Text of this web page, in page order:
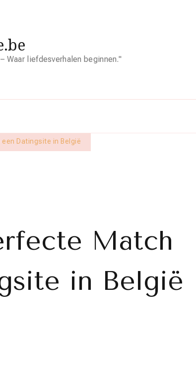
Waar liefdesverhalen beginnen."
Datingsite in België
Match
in België